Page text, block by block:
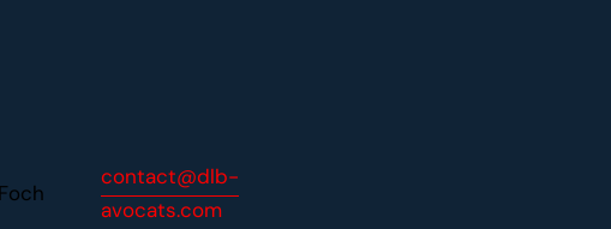
contact@dlb-
avocats.com